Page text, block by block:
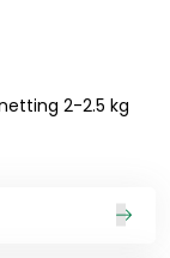
2-2.5 kg